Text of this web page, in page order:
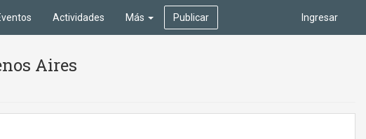
Ingresar
Actividades Más Publicar
Aires